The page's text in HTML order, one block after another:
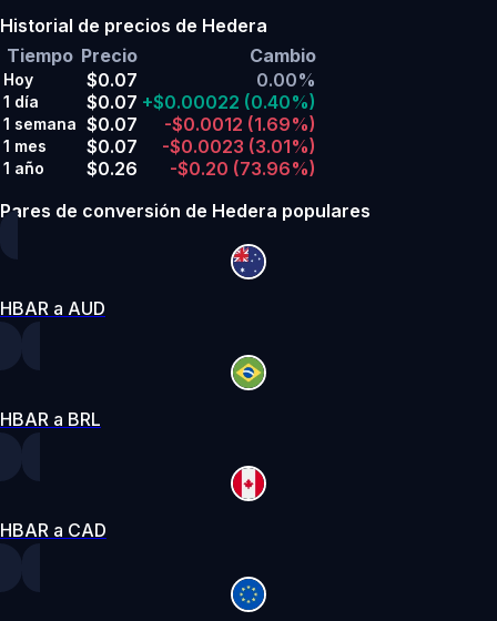
Historial de precios de Hedera
Tiempo Precio Cambio
Hoy $0.07 0.00%
1 día $0.07 +$0.00022 (0.40%)
1 semana $0.07 -$0.0012 (1.69%)
1 mes $0.07 -$0.0023 (3.01%)
1 año $0.26 -$0.20 (73.96%)
Pares de conversión de Hedera populares
HBAR a AUD
HBAR a BRL
HBAR a CAD